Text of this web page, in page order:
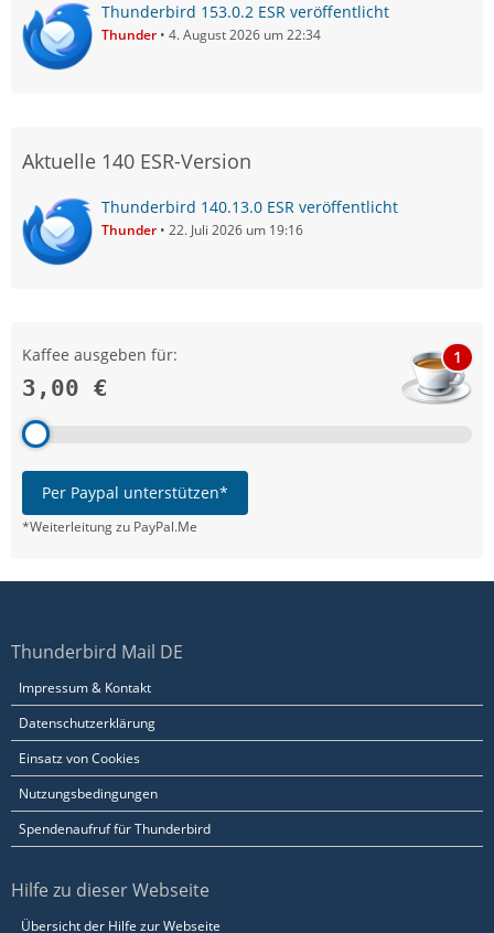
Thunderbird 153.0.2 ESR veröffentlicht
Thunder 4. August 2026 um 22:34
Aktuelle 140 ESR-Version
Thunderbird 140.13.0 ESR veröffentlicht
Thunder 22. Juli 2026 um 19:16
Kaffee ausgeben für:
3,00 €
1
Per Paypal unterstützen*
*Weiterleitung zu PayPal.Me
Thunderbird Mail DE
Impressum & Kontakt
Datenschutzerklärung
Einsatz von Cookies
Nutzungsbedingungen
Spendenaufruf für Thunderbird
Hilfe zu dieser Webseite
Übersicht der Hilfe zur Webseite